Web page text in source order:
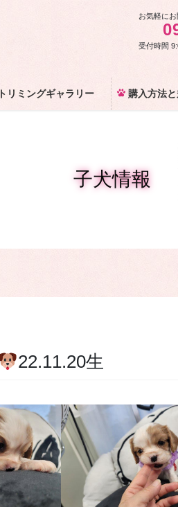
お気軽にお
受付時間
トリミングギャラリー 購入方法
子犬情報
22.11.20生